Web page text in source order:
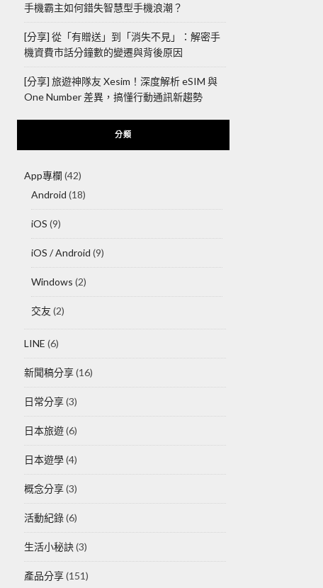
手機霸主如何錯失智慧型手機浪潮？
[分享] 從「有贈送」到「消失不見」：解密手
機資費市話分鐘數的變遷與背後原因
[分享] 旅遊神隊友 Xesim！深度解析 eSIM 與
One Number 差異，搞懂行動通訊新趨勢
分類
App專欄 (42)
Android (18)
iOS (9)
iOS / Android (9)
Windows (2)
交友 (2)
LINE (6)
新聞稿分享(16)
日常分享(3)
日本旅遊(6)
日本遊學(4)
概念分享(3)
活動紀錄(6)
生活小秘訣(3)
產品分享(151)